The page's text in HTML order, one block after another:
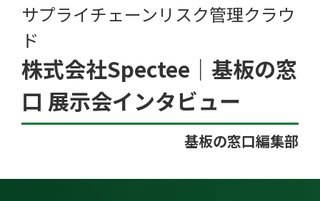
サプライチェーンリスク管理クラウ
ド
株式会社Spectee｜基板の窓
口 展示会インタビュー
基板の窓口編集部